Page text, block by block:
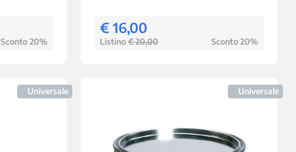
Sconto 20%
€ 16,00
Listino € 20,00 Sconto 20%
Universale Universale